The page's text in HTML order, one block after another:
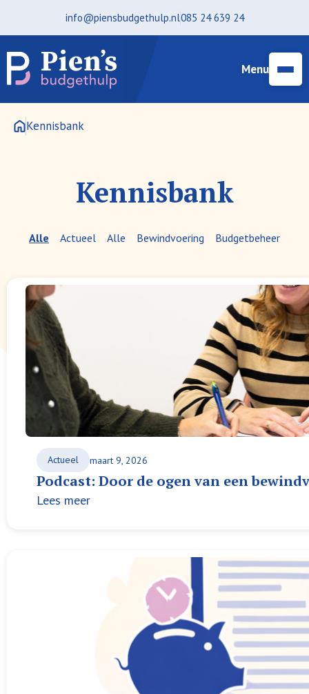
info@piensbudgethulp.nl085 24 639 24
Menu
Kennisbank
Kennisbank
Actueel Alle Bewindvoering Budgetbeheer
Alle
Actueel maart 9, 2026
Podcast: Door de ogen van een
Lees meer